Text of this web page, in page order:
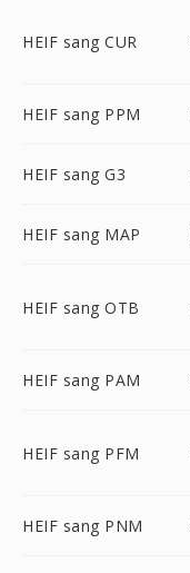
HEIF sang CUR
HEIF sang PPM
HEIF sang G3
HEIF sang MAP
HEIF sang OTB
HEIF sang PAM
HEIF sang PFM
HEIF sang PNM